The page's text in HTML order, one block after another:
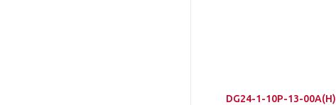
DG24-1-10P-13-00A(H)